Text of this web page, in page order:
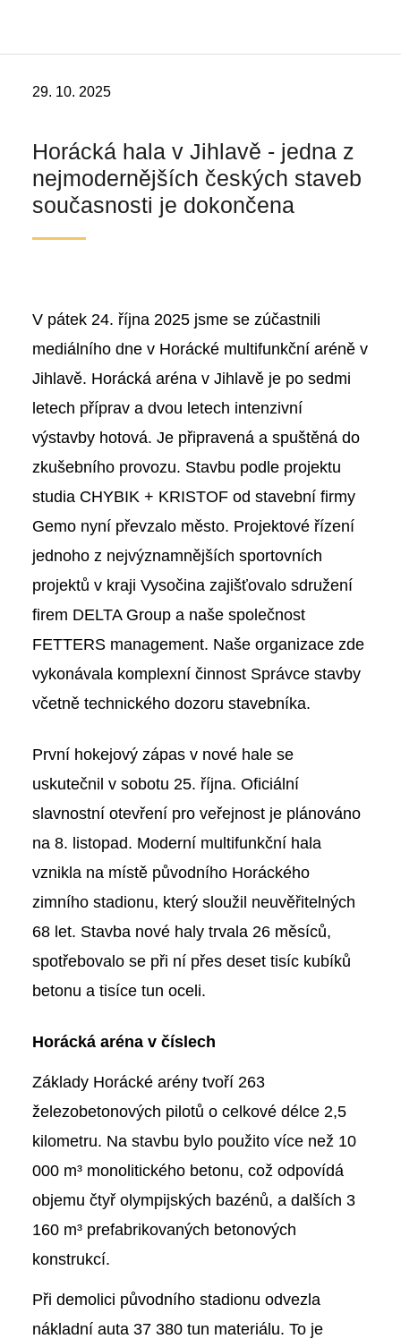
29. 10. 2025
Horácká hala v Jihlavě - jedna z
nejmodernějších českých staveb
současnosti je dokončena
V pátek 24. října 2025 jsme se zúčastnili
mediálního dne v Horácké multifunkční aréně v
Jihlavě. Horácká aréna v Jihlavě je po sedmi
letech příprav a dvou letech intenzivní
výstavby hotová. Je připravená a spuštěná do
zkušebního provozu. Stavbu podle projektu
studia CHYBIK + KRISTOF od stavební firmy
Gemo nyní převzalo město. Projektové řízení
jednoho z nejvýznamnějších sportovních
projektů v kraji Vysočina zajišťovalo sdružení
firem DELTA Group a naše společnost
FETTERS management. Naše organizace zde
vykonávala komplexní činnost Správce stavby
včetně technického dozoru stavebníka.
První hokejový zápas v nové hale se
uskutečnil v sobotu 25. října. Oficiální
slavnostní otevření pro veřejnost je plánováno
na 8. listopad. Moderní multifunkční hala
vznikla na místě původního Horáckého
zimního stadionu, který sloužil neuvěřitelných
68 let. Stavba nové haly trvala 26 měsíců,
spotřebovalo se při ní přes deset tisíc kubíků
betonu a tisíce tun oceli.
Horácká aréna v číslech
Základy Horácké arény tvoří 263
železobetonových pilotů o celkové délce 2,5
kilometru. Na stavbu bylo použito více než 10
000 m³ monolitického betonu, což odpovídá
objemu čtyř olympijských bazénů, a dalších 3
160 m³ prefabrikovaných betonových
konstrukcí.
Při demolici původního stadionu odvezla
nákladní auta 37 380 tun materiálu. To je